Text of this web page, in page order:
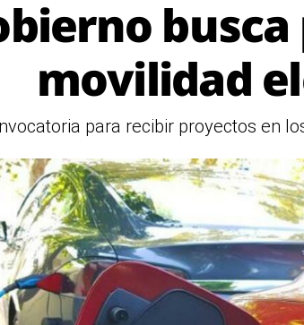
movilidad
para recibir proyectos en